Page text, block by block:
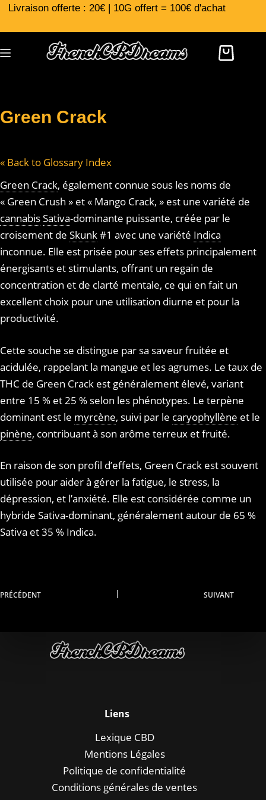
Livraison offerte : 20€ | 10G offert = 100€ d'achat
Green Crack
« Back to Glossary Index
Green Crack, également connue sous les noms de
« Green Crush » et « Mango Crack, » est une variété de
cannabisSativa-dominante puissante, créée par le
croisement de Skunk#1 avec une variété Indica
inconnue. Elle est prisée pour ses effets principalement
énergisants et stimulants, offrant un regain de
concentration et de clarté mentale, ce qui en fait un
excellent choix pour une utilisation diurne et pour la
productivité.
Cette souche se distingue par sa saveur fruitée et
acidulée, rappelant la mangue et les agrumes. Le taux de
THC de Green Crack est généralement élevé, variant
entre 15 % et 25 % selon les phénotypes. Le terpène
dominant est le myrcène, suivi par le caryophyllène et le
pinène, contribuant à son arôme terreux et fruité.
En raison de son profil d’effets, Green Crack est souvent
utilisée pour aider à gérer la fatigue, le stress, la
dépression, et l’anxiété. Elle est considérée comme un
hybride Sativa-dominant, généralement autour de 65 %
Sativa et 35 % Indica.
PRÉCÉDENT SUIVANT
Liens
Lexique CBD
Mentions Légales
Politique de confidentialité
Conditions générales de ventes